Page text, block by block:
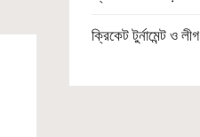
ক্রিকেট টুর্নামেন্ট ও লীগ